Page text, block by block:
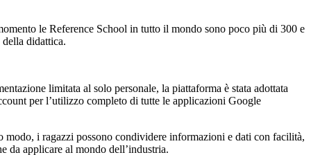
le Reference School in tutto il mondo sono poco più di 300 e
didattica.
limitata al solo personale, la piattaforma è stata adottata
per l’utilizzo completo di tutte le applicazioni Google
modo, i ragazzi possono condividere informazioni e dati con facilità,
da applicare al mondo dell’industria.